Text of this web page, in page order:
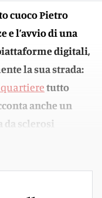
cuoco Pietro
e l’avvio di una
digitali,
la sua strada:
tutto
anche un
da sclerosi